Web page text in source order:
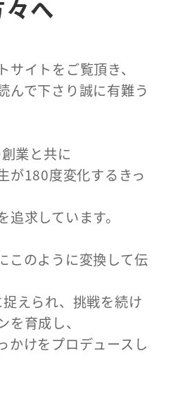
へ
サイトをご覧頂き、
んで下さり誠に有難う
業と共に
が180度変化するきっ
求しています。
このように変換して伝
えられ、挑戦を続け
を育成し、
かけをプロデュースし